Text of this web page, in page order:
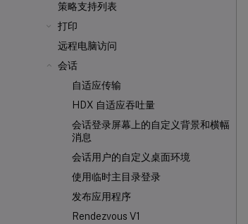
策略支持列表
打印
远程电脑访问
会话
自适应传输
HDX 自适应吞吐量
会话登录屏幕上的自定义背景和横幅
消息
会话用户的自定义桌面环境
使用临时主目录登录
发布应用程序
Rendezvous V1